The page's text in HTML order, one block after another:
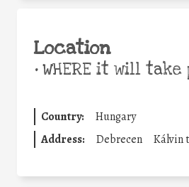
Location
•WHERE it will take
Country:
Hungary
Address:
Debrecen Kálvin